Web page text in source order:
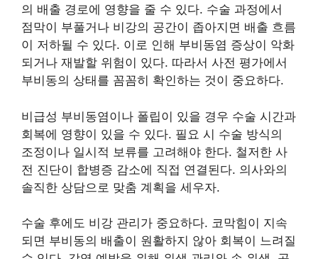
의 배출 경로에 영향을 줄 수 있다. 수술 과정에서
점막이 부풀거나 비강의 공간이 좁아지면 배출 흐름
이 저하될 수 있다. 이로 인해 부비동염 증상이 악화
되거나 재발할 위험이 있다. 따라서 사전 평가에서
부비동의 상태를 꼼꼼히 확인하는 것이 중요하다.
비급성 부비동염이나 폴립이 있을 경우 수술 시간과
회복에 영향이 있을 수 있다. 필요 시 수술 방식의
조정이나 일시적 보류를 고려해야 한다. 철저한 사
전 진단이 합병증 감소에 직접 연결된다. 의사와의
솔직한 상담으로 맞춤 계획을 세우자.
수술 후에도 비강 관리가 중요하다. 코막힘이 지속
되면 부비동의 배출이 원활하지 않아 회복이 느려질